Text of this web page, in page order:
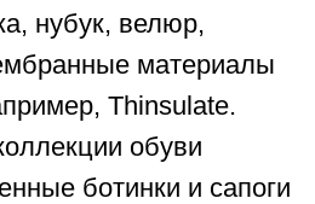
нубук, велюр,
материалы
Thinsulate.
обуви
ботинки и сапоги